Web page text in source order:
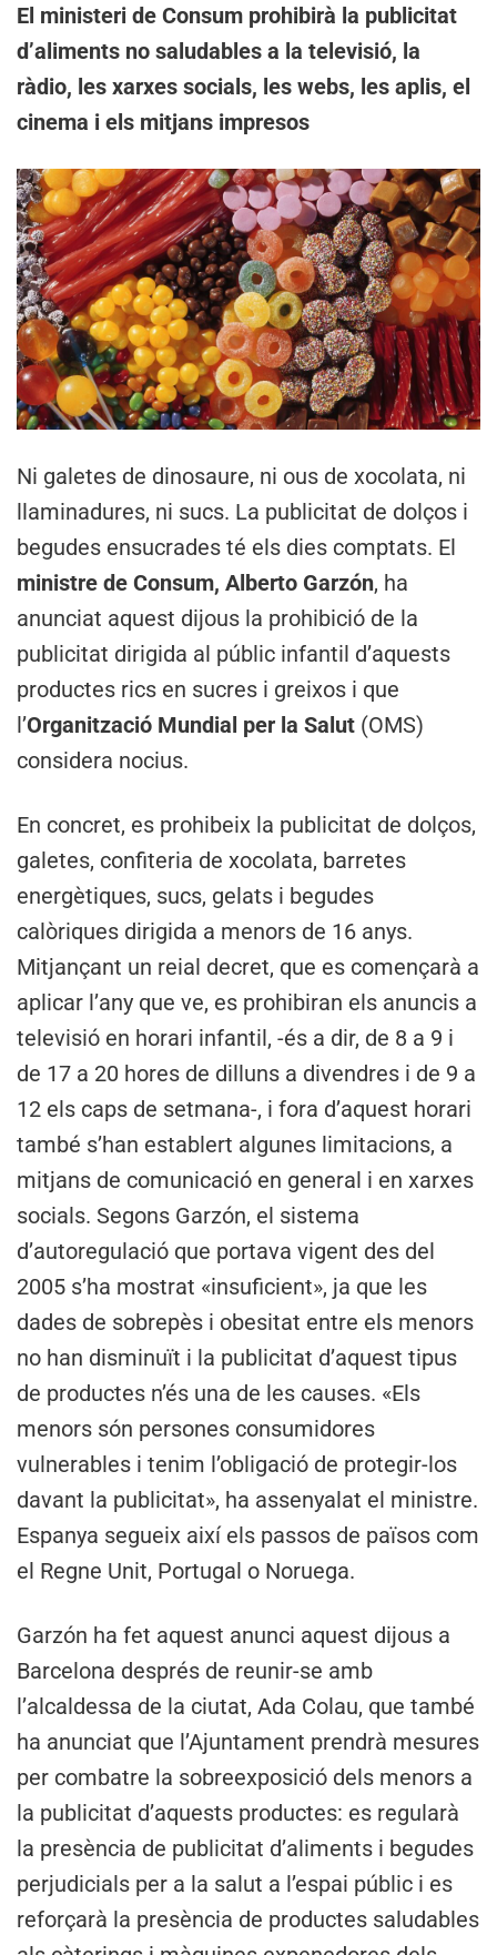
El ministeri de Consum prohibirà la publicitat
d’aliments no saludables a la televisió, la
ràdio, les xarxes socials, les webs, les aplis, el
cinema i els mitjans impresos
Ni galetes de dinosaure, ni ous de xocolata, ni
llaminadures, ni sucs. La publicitat de dolços i
begudes ensucrades té els dies comptats. El
ministre de Consum, Alberto Garzón, ha
anunciat aquest dijous la prohibició de la
publicitat dirigida al públic infantil d’aquests
productes rics en sucres i greixos i que
l’Organització Mundial per la Salut (OMS)
considera nocius.
En concret, es prohibeix la publicitat de dolços,
galetes, confiteria de xocolata, barretes
energètiques, sucs, gelats i begudes
calòriques dirigida a menors de 16 anys.
Mitjançant un reial decret, que es començarà a
aplicar l’any que ve, es prohibiran els anuncis a
televisió en horari infantil, -és a dir, de 8 a 9 i
de 17 a 20 hores de dilluns a divendres i de 9 a
12 els caps de setmana-, i fora d’aquest horari
també s’han establert algunes limitacions, a
mitjans de comunicació en general i en xarxes
socials. Segons Garzón, el sistema
d’autoregulació que portava vigent des del
2005 s’ha mostrat «insuficient», ja que les
dades de sobrepès i obesitat entre els menors
no han disminuït i la publicitat d’aquest tipus
de productes n’és una de les causes. «Els
menors són persones consumidores
vulnerables i tenim l’obligació de protegir-los
davant la publicitat», ha assenyalat el ministre.
Espanya segueix així els passos de països com
el Regne Unit, Portugal o Noruega.
Garzón ha fet aquest anunci aquest dijous a
Barcelona després de reunir-se amb
l’alcaldessa de la ciutat, Ada Colau, que també
ha anunciat que l’Ajuntament prendrà mesures
per combatre la sobreexposició dels menors a
la publicitat d’aquests productes: es regularà
la presència de publicitat d’aliments i begudes
perjudicials per a la salut a l’espai públic i es
reforçarà la presència de productes saludables